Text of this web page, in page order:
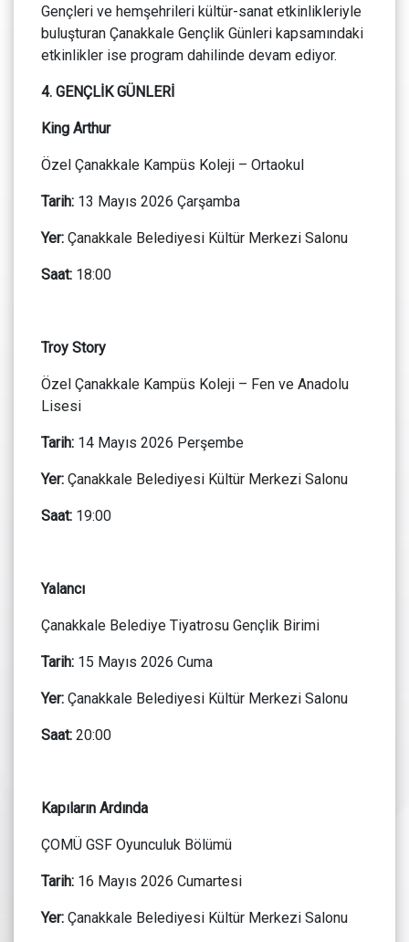
Gençleri ve hemşehrileri kültür-sanat etkinlikleriyle
buluşturan Çanakkale Gençlik Günleri kapsamındaki
etkinlikler ise program dahilinde devam ediyor.
4. GENÇLİK GÜNLERİ
King Arthur
Özel Çanakkale Kampüs Koleji – Ortaokul
Tarih: 13 Mayıs 2026 Çarşamba
Yer: Çanakkale Belediyesi Kültür Merkezi Salonu
Saat: 18:00
Troy Story
Özel Çanakkale Kampüs Koleji – Fen ve Anadolu
Lisesi
Tarih: 14 Mayıs 2026 Perşembe
Yer: Çanakkale Belediyesi Kültür Merkezi Salonu
Saat: 19:00
Yalancı
Çanakkale Belediye Tiyatrosu Gençlik Birimi
Tarih: 15 Mayıs 2026 Cuma
Yer: Çanakkale Belediyesi Kültür Merkezi Salonu
Saat: 20:00
Kapıların Ardında
ÇOMÜ GSF Oyunculuk Bölümü
Tarih: 16 Mayıs 2026 Cumartesi
Yer: Çanakkale Belediyesi Kültür Merkezi Salonu